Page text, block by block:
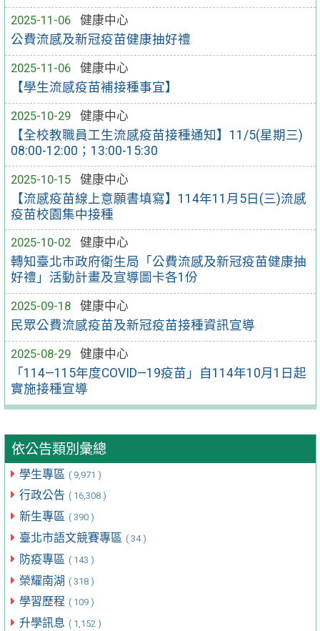
2025-11-06
健康中心
公費流感及新冠疫苗健康抽好禮
2025-11-06
健康中心
【學生流感疫苗補接種事宜】
2025-10-29
健康中心
【全校教職員工生流感疫苗接種通知】11/5(星期三)
08:00-12:00；13:00-15:30
2025-10-15
健康中心
【流感疫苗線上意願書填寫】114年11月5日(三)流感
疫苗校園集中接種
2025-10-02
健康中心
轉知臺北市政府衛生局「公費流感及新冠疫苗健康抽
好禮」活動計畫及宣導圖卡各1份
2025-09-18
健康中心
民眾公費流感疫苗及新冠疫苗接種資訊宣導
2025-08-29
健康中心
「114—115年度COVID—19疫苗」自114年10月1日起
實施接種宣導
依公告類別彙總
學生專區 ( 9,971 )
行政公告 ( 16,308 )
新生專區 ( 390 )
臺北市語文競賽專區 ( 34 )
防疫專區 ( 143 )
榮耀南湖 ( 318 )
學習歷程 ( 109 )
升學訊息 ( 1,152 )